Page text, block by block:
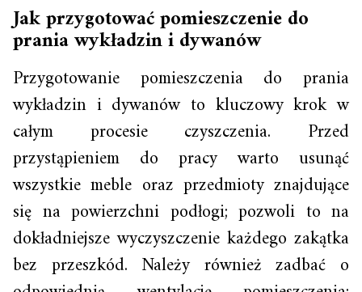
Jak przygotować pomieszczenie do
prania wykładzin i dywanów
Przygotowanie pomieszczenia do prania
wykładzin i dywanów to kluczowy krok w
całym procesie czyszczenia. Przed
przystąpieniem do pracy warto usunąć
wszystkie meble oraz przedmioty znajdujące
się na powierzchni podłogi; pozwoli to na
dokładniejsze wyczyszczenie każdego zakątka
bez przeszkód. Należy również zadbać o